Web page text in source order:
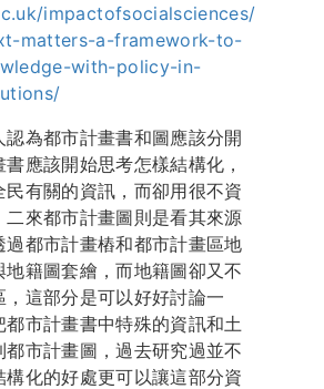
impactofsocialsciences/
matters-a-framework-to-
with-policy-in-
為都市計畫書和圖應該分開
應該開始思考怎樣結構化，
有關的資訊，而卻用很不資
來都市計畫圖則是看其來源
都市計畫樁和都市計畫區地
籍圖套繪，而地籍圖卻又不
這部分是可以好好討論一
市計畫書中特殊的資訊和土
市計畫圖，過去研究過並不
化的好處更可以讓這部分資